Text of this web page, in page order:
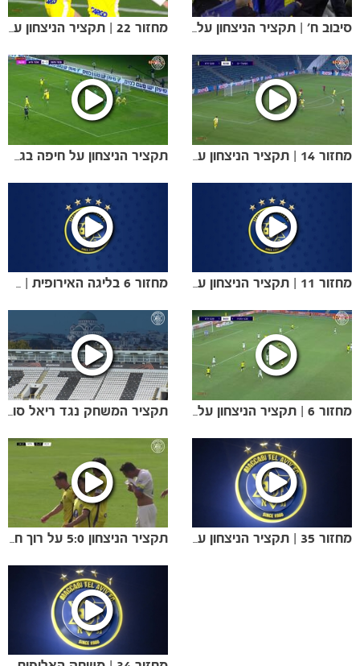
ותוצאות
מחזור 22 | תקציר הניצחון על ק״ש (2-1) סיבוב ח׳ | תקציר הניצחון על הפועל י-ם בגביע המדינה (3:0)
מחזור 6 בליגה האירופית | תקציר הניצחון על ריגה (2:1) מחזור 11 | תקציר הניצחון על בני ריינה 2:1
תקציר הניצחון 5:0 על רוך חוז'וב מחזור 35 | תקציר הניצחון על הפועל חיפה